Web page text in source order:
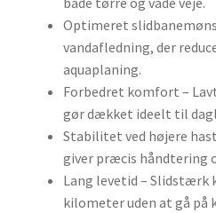
Optimeret
vandafledning, der
aquaplaning.
Forbedret komfort –
gør dækket ideelt til
Stabilitet ved højere
giver præcis håndtering
Lang levetid – Slidstærk
kilometer uden at gå på